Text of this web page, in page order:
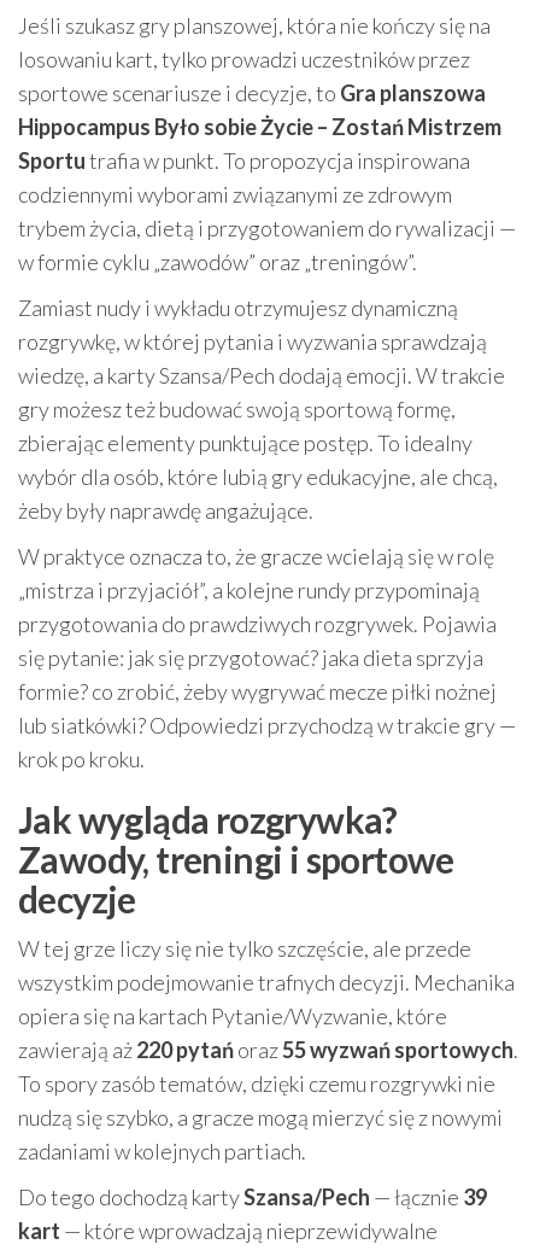
Jeśli szukasz gry planszowej, która nie kończy się na
losowaniu kart, tylko prowadzi uczestników przez
sportowe scenariusze i decyzje, to Gra planszowa
Hippocampus Było sobie Życie – Zostań Mistrzem
Sportutrafia w punkt. To propozycja inspirowana
codziennymi wyborami związanymi ze zdrowym
trybem życia, dietą i przygotowaniem do rywalizacji —
w formie cyklu „zawodów” oraz „treningów”.
Zamiast nudy i wykładu otrzymujesz dynamiczną
rozgrywkę, w której pytania i wyzwania sprawdzają
wiedzę, a karty Szansa/Pech dodają emocji. W trakcie
gry możesz też budować swoją sportową formę,
zbierając elementy punktujące postęp. To idealny
wybór dla osób, które lubią gry edukacyjne, ale chcą,
żeby były naprawdę angażujące.
W praktyce oznacza to, że gracze wcielają się w rolę
„mistrza i przyjaciół”, a kolejne rundy przypominają
przygotowania do prawdziwych rozgrywek. Pojawia
się pytanie: jak się przygotować? jaka dieta sprzyja
formie? co zrobić, żeby wygrywać mecze piłki nożnej
lub siatkówki? Odpowiedzi przychodzą w trakcie gry —
krok po kroku.
Jak wygląda rozgrywka?
Zawody, treningi i sportowe
decyzje
W tej grze liczy się nie tylko szczęście, ale przede
wszystkim podejmowanie trafnych decyzji. Mechanika
opiera się na kartach Pytanie/Wyzwanie, które
zawierają aż220 pytańoraz55 wyzwań sportowych.
To spory zasób tematów, dzięki czemu rozgrywki nie
nudzą się szybko, a gracze mogą mierzyć się z nowymi
zadaniami w kolejnych partiach.
Do tego dochodzą kartySzansa/Pech — łącznie 39
kart — które wprowadzają nieprzewidywalne